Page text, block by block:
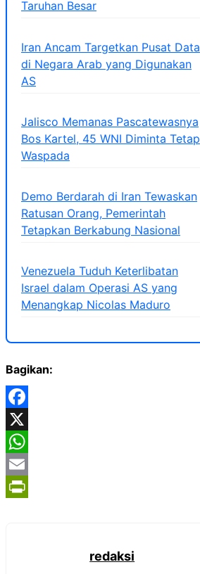
Taruhan Besar
Iran Ancam Targetkan Pusat Data
di Negara Arab yang Digunakan
AS
Jalisco Memanas Pascatewasnya
Bos Kartel, 45 WNI Diminta Tetap
Waspada
Demo Berdarah di Iran Tewaskan
Ratusan Orang, Pemerintah
Tetapkan Berkabung Nasional
Venezuela Tuduh Keterlibatan
Israel dalam Operasi AS yang
Menangkap Nicolas Maduro
Bagikan:
Facebook
X
WhatsApp
Email
redaksi